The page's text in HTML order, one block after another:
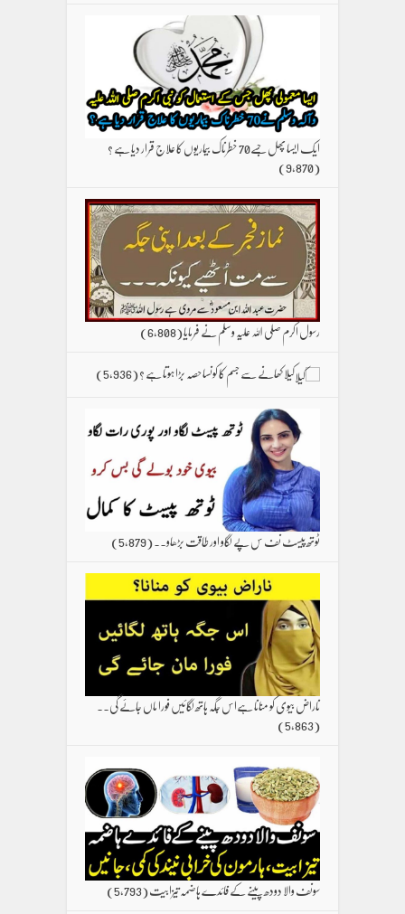
ایک ایسا پھل جسے70 خطرناک بیماریوں کا علاج قرار دیا ہے ؟
(9,870)
رسول اکرم صلی اللہ علیہ وسلم نے فرمایا(6,808)
کیلا کھانے سے جسم کا کونسا حصہ بڑا ہوتا ہے ؟(5,936)
ٹوتھ پیسٹ نف س پے لگاو اور طاقت بڑھاو۔۔(5,879)
ناراض بیوی کو منانا ہےاس جگہ ہاتھ لگائیں فورا ماں جائے گی۔۔
(5,863)
سونف والا دودھ پینے کے فائدے ہاضمہ تیزابیت(5,793)